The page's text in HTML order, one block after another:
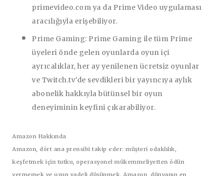
primevideo.com ya da Prime Video uygulaması
aracılığıyla erişebiliyor.
Prime Gaming: Prime Gaming ile tüm Prime
üyeleri önde gelen oyunlarda oyun içi
ayrıcalıklar, her ay yenilenen ücretsiz oyunlar
ve Twitch.tv'de sevdikleri bir yayıncıya aylık
abonelik hakkıyla bütünsel bir oyun
deneyiminin keyfini çıkarabiliyor.
Amazon Hakkında
Amazon, dört ana prensibi takip eder: müşteri odaklılık,
keşfetmek için tutku, operasyonel mükemmeliyetten ödün